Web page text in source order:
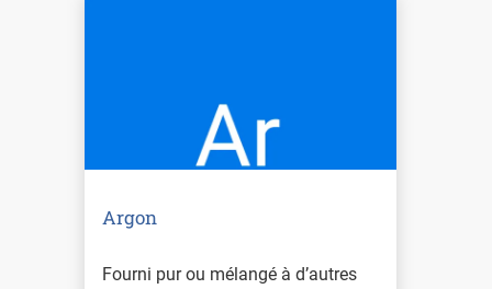
Argon
Fourni pur ou mélangé à d’autres